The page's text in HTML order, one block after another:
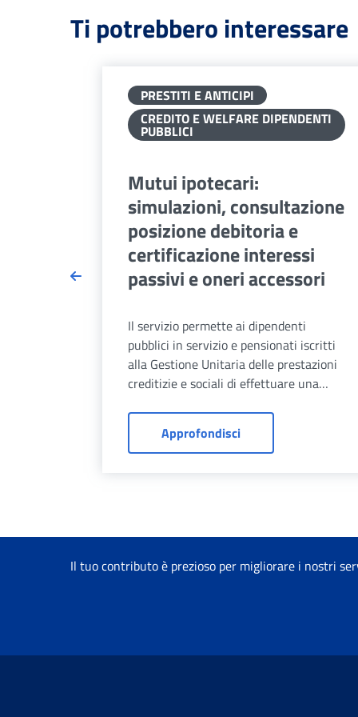
Ti potrebbero interessare
PRESTITI E ANTICIPI
CREDITO E WELFARE DIPENDENTI
PUBBLICI
Mutui ipotecari:
simulazioni, consultazione
posizione debitoria e
certificazione interessi
passivi e oneri accessori
Il servizio permette ai dipendenti
pubblici in servizio e pensionati iscritti
alla Gestione Unitaria delle prestazioni
creditizie e sociali di effettuare una
ammortamento, con finalità
esclusivamente informativa.
ApprofondisciMutui ipotecari:
Il tuo contributo è prezioso per migliorare i nostri